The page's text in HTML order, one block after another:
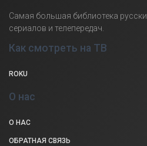
Самая большая библиотека
сериалов и телепередач.
Как смотреть на ТВ
ROKU
О нас
О НАС
ОБРАТНАЯ СВЯЗЬ